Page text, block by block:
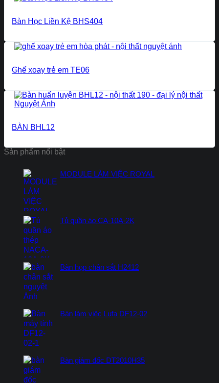
Bàn Học Liền Kệ BHS404
Ghế xoay trẻ em TE06
BÀN BHL12
Sản phẩm nổi bật
MODULE LÀM VIỆC ROYAL
Tủ quần áo CA-10A-2K
Bàn họp chân sắt H2412
Bàn làm việc Lufa DF12-02
Bàn giám đốc DT2010H35